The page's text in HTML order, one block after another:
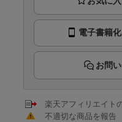
電子書籍
お問
楽天アフィリエイト
不適切な商品を報告